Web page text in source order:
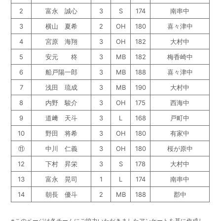
2 富永 誠心 3 S 174
南串中
3
横山 夏希 2 OH 180
喜々津中
4
宮原 海翔 3 OH 182
大村中
5
安元 柊 3 MB 182
梅香崎中
6
船戸陽一郎 3 MB 188
喜々津中
7
浅田 琉成 3 MB 190
大村中
8
内野 駿介 3 OH 175
西海中
9
道﨑 天斗 3 L 168
戸町中
10
野田 将希 3 OH 180
有家中
⑪
中川 仁義 3 OH 180
桜が原中
12
下村 昇栄 3 S 178
大村中
13
富永 晃司 1 L 174
南串中
14
朝長 優斗 2 MB 188 郡中